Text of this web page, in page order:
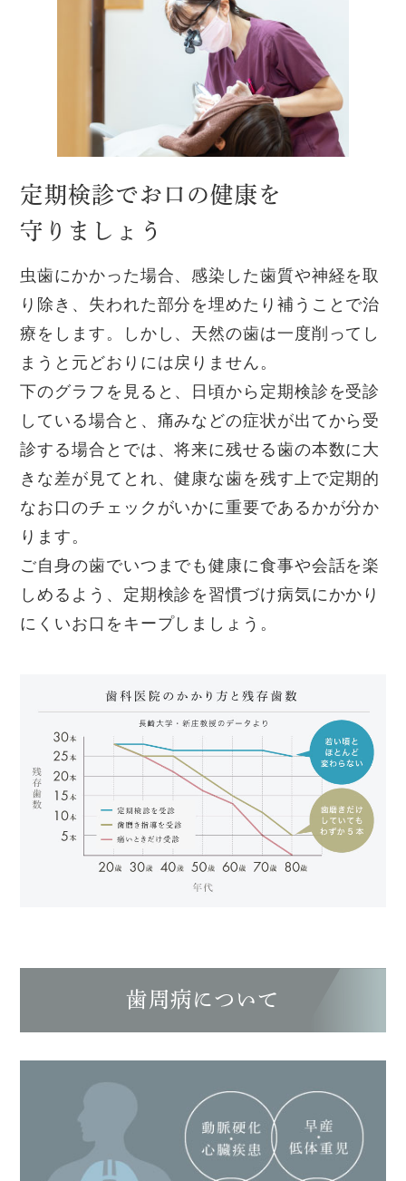
定期検診でお口の健康を
守りましょう
虫歯にかかった場合、感染した歯質や神経を取
り除き、失われた部分を埋めたり補うことで治
療をします。しかし、天然の歯は一度削ってし
まうと元どおりには戻りません。
下のグラフを見ると、日頃から定期検診を受診
している場合と、痛みなどの症状が出てから受
診する場合とでは、将来に残せる歯の本数に大
きな差が見てとれ、健康な歯を残す上で定期的
なお口のチェックがいかに重要であるかが分か
ります。
ご自身の歯でいつまでも健康に食事や会話を楽
しめるよう、定期検診を習慣づけ病気にかかり
にくいお口をキープしましょう。
歯周病について